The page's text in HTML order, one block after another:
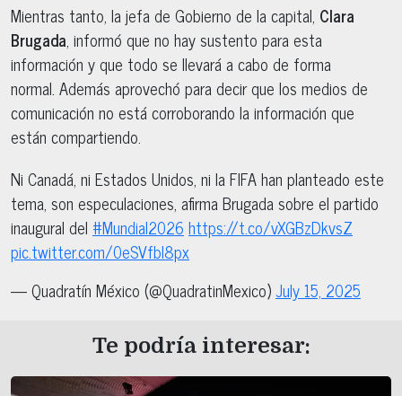
Mientras tanto, la jefa de Gobierno de la capital, Clara
Brugada, informó que no hay sustento para esta
información y que todo se llevará a cabo de forma
normal. Además aprovechó para decir que los medios de
comunicación no está corroborando la información que
están compartiendo.
Ni Canadá, ni Estados Unidos, ni la FIFA han planteado este
tema, son especulaciones, afirma Brugada sobre el partido
inaugural del #Mundial2026 https://t.co/vXGBzDkvsZ
pic.twitter.com/0eSVfbI8px
— Quadratín México (@QuadratinMexico)July 15, 2025
Te podría interesar: